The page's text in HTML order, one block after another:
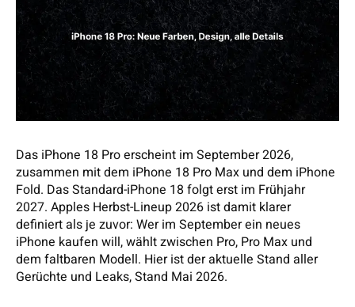
Das iPhone 18 Pro erscheint im September 2026,
zusammen mit dem iPhone 18 Pro Max und dem iPhone
Fold. Das Standard-iPhone 18 folgt erst im Frühjahr
2027. Apples Herbst-Lineup 2026 ist damit klarer
definiert als je zuvor: Wer im September ein neues
iPhone kaufen will, wählt zwischen Pro, Pro Max und
dem faltbaren Modell. Hier ist der aktuelle Stand aller
Gerüchte und Leaks, Stand Mai 2026.